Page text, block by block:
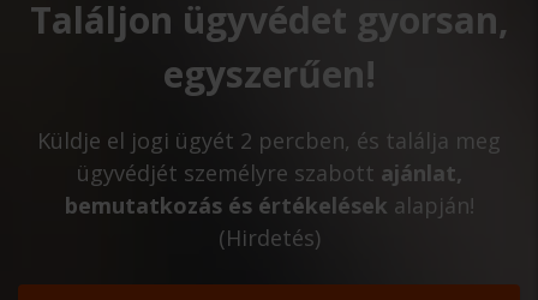
Találjon ügyvédet gyorsan,
egyszerűen!
Küldje el jogi ügyét 2 percben, és találja meg
ügyvédjét személyre szabott ajánlat,
bemutatkozás és értékelések alapján!
(Hirdetés)